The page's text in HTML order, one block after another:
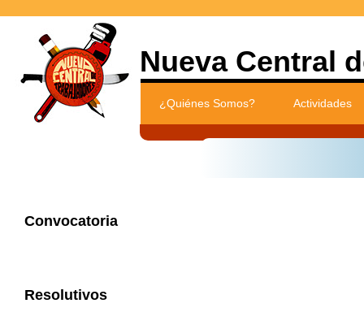
¿Quiénes Somos? Actividades
Nueva Central
Convocatoria
Resolutivos